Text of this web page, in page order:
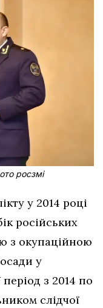
росзмі
у 2014 році
російських
з окупаційною
у
з 2014 по
слідчої